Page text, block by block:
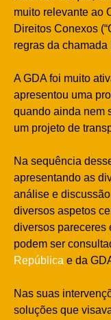
muito relevante ao
Direitos Conexos
regras da
A GDA foi muito
apresentou uma
quando ainda nem
um projeto de
Na sequência
apresentando as
análise e
diversos aspetos
diversos pareceres
podem ser
República e da
Nas suas
soluções que